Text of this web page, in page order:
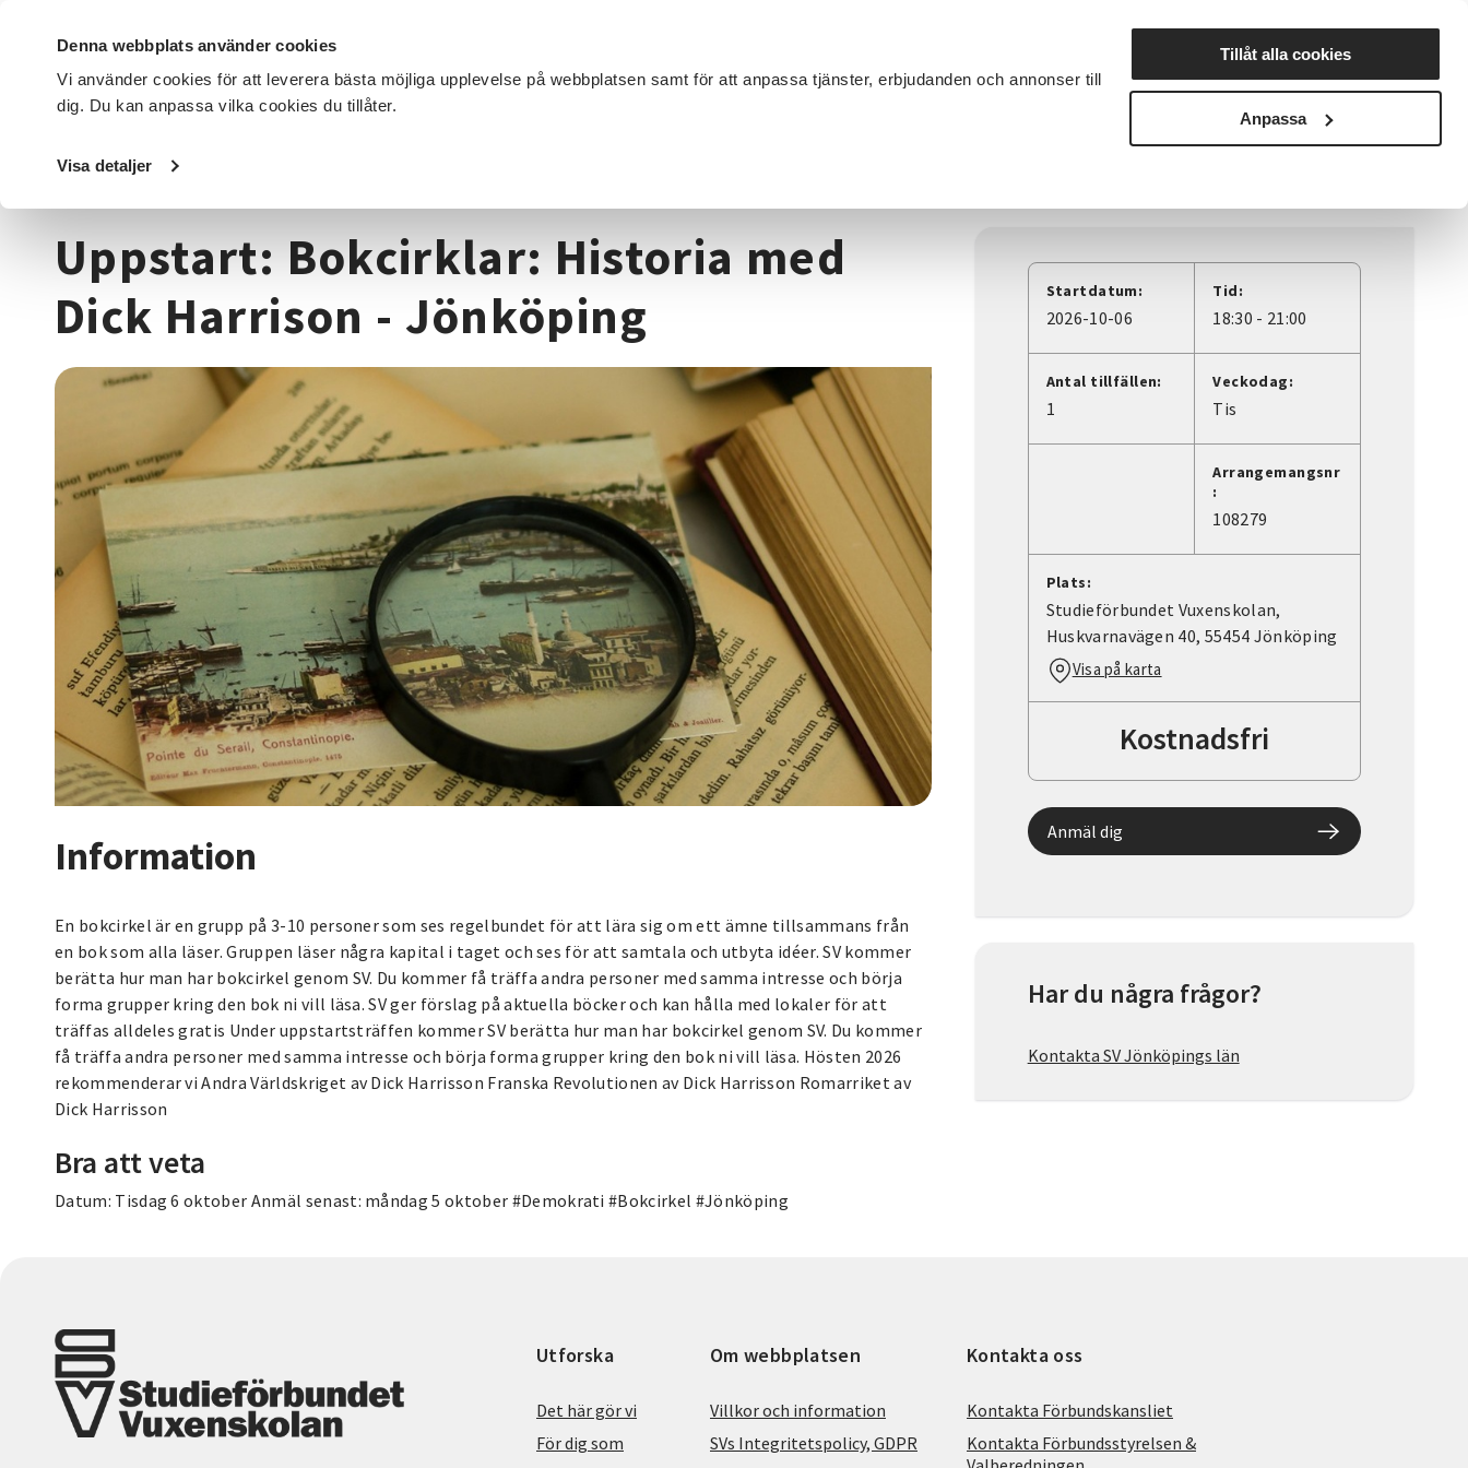
Denna webbplats använder cookies
Vi använder cookies för att leverera bästa möjliga upplevelse på webbplatsen samt för att anpassa tjänster, erbjudanden och annonser till
dig. Du kan anpassa vilka cookies du tillåter.
Visa detaljer
Tillåt alla cookies
Anpassa
DET HÄR GÖR VI FÖR DIG SOM SÖK KURSER OCH EVENEMANG Nyheter Avdelningar
Startsida / Kurser och evenemang
Uppstart: Bokcirklar: Historia med
Dick Harrison - Jönköping
Information
En bokcirkel är en grupp på 3-10 personer som ses regelbundet för att lära sig om ett ämne tillsammans från
en bok som alla läser. Gruppen läser några kapital i taget och ses för att samtala och utbyta idéer. SV kommer
berätta hur man har bokcirkel genom SV. Du kommer få träffa andra personer med samma intresse och börja
forma grupper kring den bok ni vill läsa. SV ger förslag på aktuella böcker och kan hålla med lokaler för att
träffas alldeles gratis Under uppstartsträffen kommer SV berätta hur man har bokcirkel genom SV. Du kommer
få träffa andra personer med samma intresse och börja forma grupper kring den bok ni vill läsa. Hösten 2026
rekommenderar vi Andra Världskriget av Dick Harrisson Franska Revolutionen av Dick Harrisson Romarriket av
Dick Harrisson
Bra att veta
Datum: Tisdag 6 oktober Anmäl senast: måndag 5 oktober #Demokrati #Bokcirkel #Jönköping
Startdatum:
2026-10-06
Tid:
18:30 - 21:00
Antal tillfällen:
1
Veckodag:
Tis
Arrangemangsnr
:
108279
Plats:
Studieförbundet Vuxenskolan,
Huskvarnavägen 40, 55454 Jönköping
Visa på karta
Kostnadsfri
Anmäl dig
Har du några frågor?
Kontakta SV Jönköpings län
Utforska
Det här gör vi
För dig som
Om webbplatsen
Villkor och information
SVs Integritetspolicy, GDPR
Kontakta oss
Kontakta Förbundskansliet
Kontakta Förbundsstyrelsen &